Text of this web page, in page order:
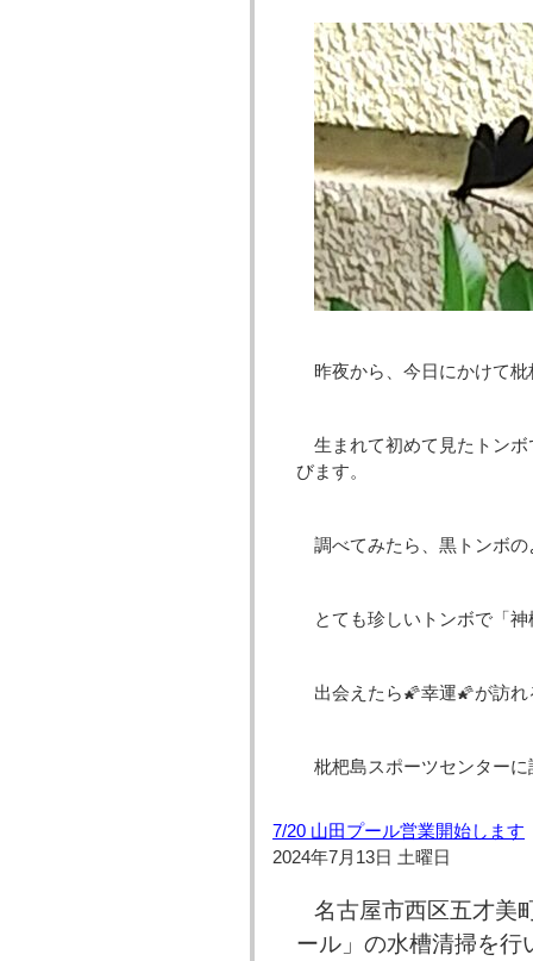
昨夜から、今日にかけて
生まれて初めて見たトン
びます。
調べてみたら、黒トンボの
とても珍しいトンボで「
出会えたら🌠幸運🌠が訪
枇杷島スポーツセンター
7/20 山田プール営業開始します
2024年7月13日 土曜日
名古屋市西区五才美
ール」の水槽清掃を行